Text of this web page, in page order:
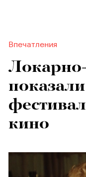
Впечатления
кино